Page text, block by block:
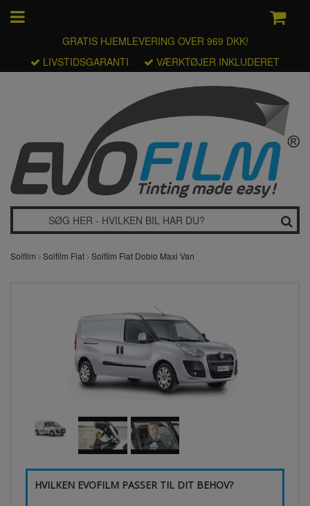
GRATIS HJEMLEVERING OVER 969 DKK!
LIVSTIDSGARANTI
VÆRKTØJER INKLUDERET
Solfilm Solfilm Fiat Solfilm Fiat Doblo Maxi Van
HVILKEN EVOFILM PASSER TIL DIT BEHOV?